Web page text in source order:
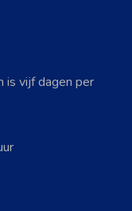
is vijf dagen per